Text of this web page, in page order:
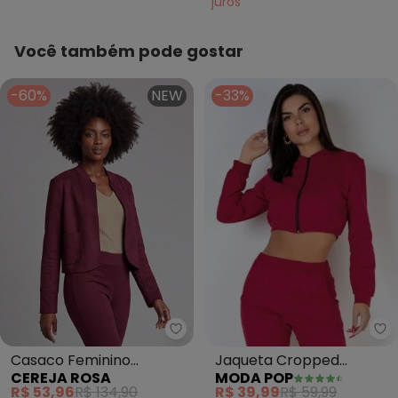
Você também pode gostar
-60% NEW
Cereja Rosa - Casaco
Casaco Feminino
Montaria Aveludado
CEREJA ROSA
R$ 53,96R$ 134,90
-33%
Jaqueta Cropped
(Cereja) com Zíper
MODA POP
R$ 39,99R$ 59,99